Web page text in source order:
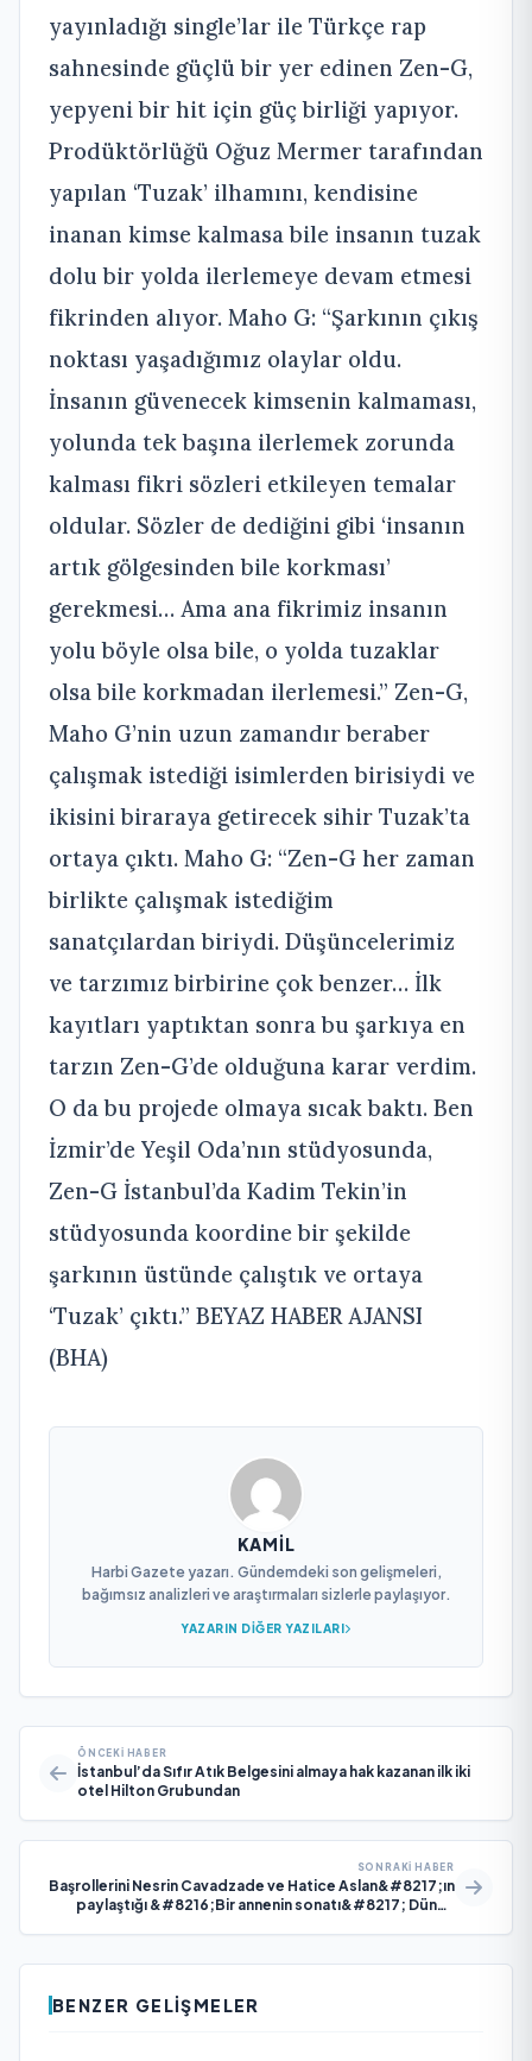
yayınladığı single’lar ile Türkçe rap
sahnesinde güçlü bir yer edinen Zen-G,
yepyeni bir hit için güç birliği yapıyor.
Prodüktörlüğü Oğuz Mermer tarafından
yapılan ‘Tuzak’ ilhamını, kendisine
inanan kimse kalmasa bile insanın tuzak
dolu bir yolda ilerlemeye devam etmesi
fikrinden alıyor. Maho G: “Şarkının çıkış
noktası yaşadığımız olaylar oldu.
İnsanın güvenecek kimsenin kalmaması,
yolunda tek başına ilerlemek zorunda
kalması fikri sözleri etkileyen temalar
oldular. Sözler de dediğini gibi ‘insanın
artık gölgesinden bile korkması’
gerekmesi… Ama ana fikrimiz insanın
yolu böyle olsa bile, o yolda tuzaklar
olsa bile korkmadan ilerlemesi.” Zen-G,
Maho G’nin uzun zamandır beraber
çalışmak istediği isimlerden birisiydi ve
ikisini biraraya getirecek sihir Tuzak’ta
ortaya çıktı. Maho G: “Zen-G her zaman
birlikte çalışmak istediğim
sanatçılardan biriydi. Düşüncelerimiz
ve tarzımız birbirine çok benzer… İlk
kayıtları yaptıktan sonra bu şarkıya en
tarzın Zen-G’de olduğuna karar verdim.
O da bu projede olmaya sıcak baktı. Ben
İzmir’de Yeşil Oda’nın stüdyosunda,
Zen-G İstanbul’da Kadim Tekin’in
stüdyosunda koordine bir şekilde
şarkının üstünde çalıştık ve ortaya
‘Tuzak’ çıktı.” BEYAZ HABER AJANSI
(BHA)
KAMIL
Harbi Gazete yazarı. Gündemdeki son gelişmeleri,
bağımsız analizleri ve araştırmaları sizlerle paylaşıyor.
YAZARIN DIĞER YAZILARI
ÖNCEKI HABER
İstanbul’da Sıfır Atık Belgesini almaya hak kazanan ilk iki
otel Hilton Grubundan
SONRAKI HABER
Başrollerini Nesrin Cavadzade ve Hatice Aslan&#8217;ın
paylaştığı &#8216;Bir annenin sonatı&#8217; Dünya
BENZER GELIŞMELER